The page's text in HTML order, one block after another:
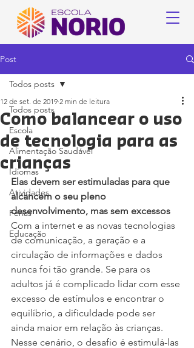
Post
Todos posts
Escola
Alimentação Saudável
Idiomas
Atividades
Férias
Educação
Todos posts
Como balancear o uso
de tecnologia para as
crianças
12 de set. de 2019 2 min de leitura
Elas devem ser estimuladas para que
alcancem o seu pleno
desenvolvimento, mas sem excessos
Com a internet e as novas tecnologias
de comunicação, a geração e a
circulação de informações e dados
nunca foi tão grande. Se para os
adultos já é complicado lidar com esse
excesso de estímulos e encontrar o
equilíbrio, a dificuldade pode ser
ainda maior em relação às crianças.
Nesse cenário, o desafio é estimulá-las